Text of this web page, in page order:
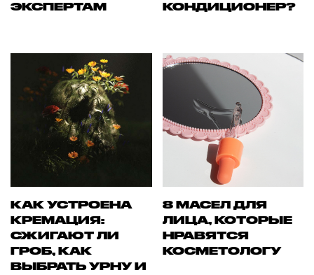
ЭКСПЕРТАМ
КОНДИЦИОНЕР?
КАК УСТРОЕНА
КРЕМАЦИЯ:
СЖИГАЮТ ЛИ
ГРОБ, КАК
ВЫБРАТЬ УРНУ И
8 МАСЕЛ ДЛЯ
ЛИЦА, КОТОРЫЕ
НРАВЯТСЯ
КОСМЕТОЛОГУ